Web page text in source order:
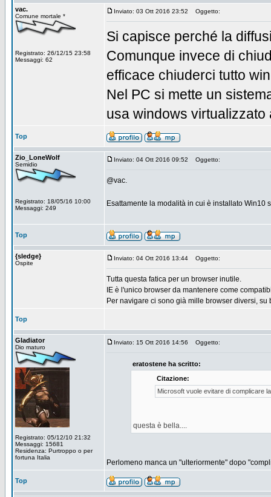
vac.
Comune mortale *
Registrato: 26/12/15 23:58
Messaggi: 62
Inviato: 03 Ott 2016 23:52 Oggetto:
Si capisce perché la
Comunque invece di
efficace chiuderci tutto
Nel PC si mette un
usa windows
Top
Zio_LoneWolf
Semidio
Registrato: 18/05/16 10:00
Messaggi: 249
Inviato: 04 Ott 2016 09:52 Oggetto:
@vac.
Esattamente la modalità in cui è installato
Top
{sledge}
Ospite
Inviato: 04 Ott 2016 13:44 Oggetto:
Tutta questa fatica per un browser inutile.
IE è l'unico browser da mantenere come
Per navigare ci sono già mille browser diversi,
Top
Gladiator
Dio maturo
Registrato: 05/12/10 21:32
Messaggi: 15681
Residenza: Purtroppo o per
fortuna Italia
Inviato: 15 Ott 2016 14:56 Oggetto:
eratostene ha scritto:
Citazione:
Microsoft vuole evitare di complicare
questa è bella....
Perlomeno manca un "ulteriormente" dopo
Top